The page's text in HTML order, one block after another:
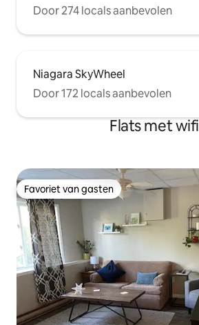
Door 274 locals aanbevolen
Niagara SkyWheel
Door 172 locals aanbevolen
Flats met wifi
Favoriet van gasten
Favoriet van gasten